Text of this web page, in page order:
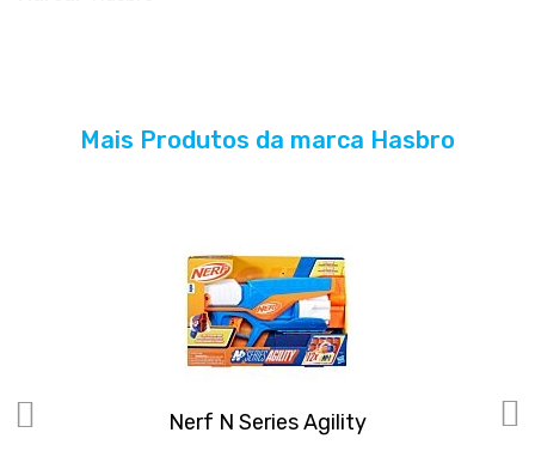
Mais Produtos da marca Hasbro
Nerf N Series Agility